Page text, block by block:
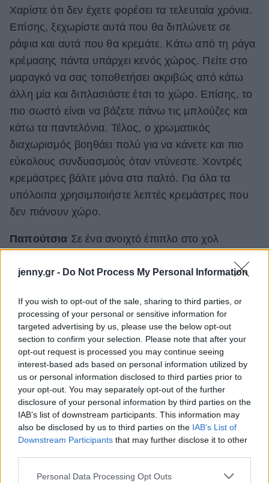
jenny.gr - Do Not Process My Personal Information
If you wish to opt-out of the sale, sharing to third parties, or
processing of your personal or sensitive information for
targeted advertising by us, please use the below opt-out
section to confirm your selection. Please note that after your
opt-out request is processed you may continue seeing
interest-based ads based on personal information utilized by
us or personal information disclosed to third parties prior to
your opt-out. You may separately opt-out of the further
disclosure of your personal information by third parties on the
IAB’s list of downstream participants. This information may
also be disclosed by us to third parties on the IAB’s List of
Downstream Participants that may further disclose it to other
Please note that this website/app uses one or more Google
Personal Data Processing Opt Outs
Χαρίστε ότι δεν έχετε φορέσει τα τελευταία χρόνια.
Επίσης, ξεχωρίστε αυτά που θα διπλώνετε σε
ράφια και αυτά που θα κρεμάτε. Κάτω από τη ράγα
κρέμασης πάντα υπάρχει κενός χώρος. Πείτε στο
μαραγκό να σας τοποθετήσει ακριβώς από κάτω
άλλη μία και διπλασιάστε έτσι το χώρο. Επίσης, το
πιο σωστό είναι να βάζετε πάνω τις μπλούζες και
κάτω τα παντελόνια. Τέλος, ο χρωματικός
διαχωρισμός βοηθάει πολύ για να κάνετε και πιο
εύκολους συνδυασμούς όταν ντύνεστε. Χοντρές
κρεμάστρες βάλτε μόνα στα παλτό. Για όλα τα
υπόλοιπα χρησιμποιήστε λεπτές κρεμάστρες που
δεν πιάνουν χώρο.
Παπούτσια Σε ένα ανοιχτό έπιπλο στο χολ
Ντύστε τα κουτιά με πολύχρωμο χαρτί
του παπουτσιού και διακοσμήσετε πρωτότυπα την
είσοδο του σπιτιού. Καλό είναι τα παπούτσια σας
να μην τα βάζετε στην ντουλάπα που έχετε και τα
ρούχα σας ή γενικότερα στο υπνοδωμάτιο.
Προτιμήστε μια παπουτσοθήκη στο μπαλκόνι ή στο
χολ.